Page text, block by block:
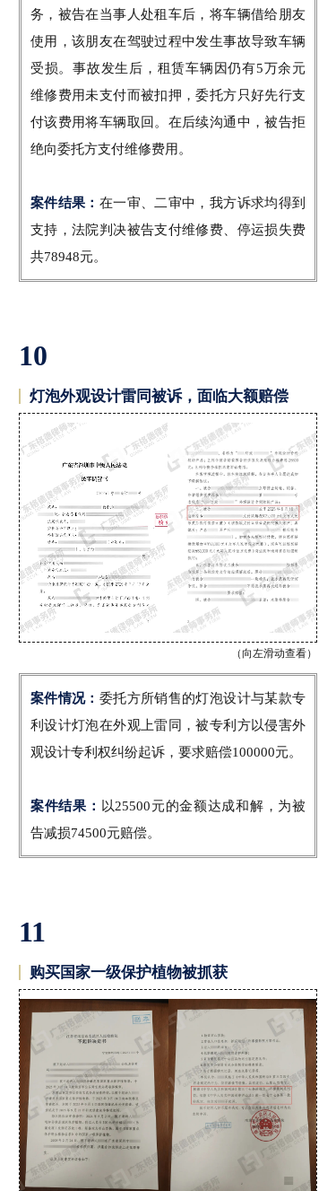
务，被告在当事人处租车后，将车辆借给朋友
使用，该朋友在驾驶过程中发生事故导致车辆
受损。事故发生后，租赁车辆因仍有5万余元
维修费用未支付而被扣押，委托方只好先行支
付该费用将车辆取回。在后续沟通中，被告拒
绝向委托方支付维修费用。
案件结果： 在一审、二审中，我方诉求均得到
支持，法院判决被告支付维修费、停运损失费
共78948元。
10
灯泡外观设计雷同被诉，面临大额赔偿
（向左滑动查看）
案件情况： 委托方所销售的灯泡设计与某款专
利设计灯泡在外观上雷同，被专利方以侵害外
观设计专利权纠纷起诉，要求赔偿100000元。
案件结果： 以25500元的金额达成和解，为被
告减损74500元赔偿。
11
购买国家一级保护植物被抓获